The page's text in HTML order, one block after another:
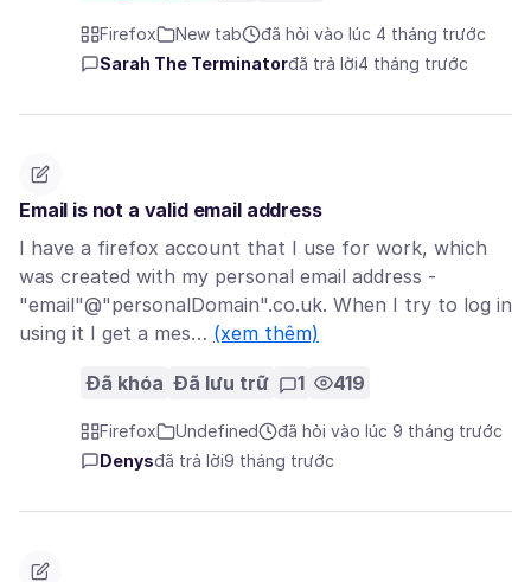
Firefox New tab
đã hỏi vào lúc 4 tháng trước
Sarah The Terminatorđã trả lời4 tháng trước
Email is not a valid email address
I have a firefox account that I use for work, which
was created with my personal email address -
"email"@"personalDomain".co.uk. When I try to log in
using it I get a mes… (xem thêm)
Đã khóa Đã lưu trữ 1 419
Firefox Undefined
đã hỏi vào lúc 9 tháng trước
Denysđã trả lời9 tháng trước